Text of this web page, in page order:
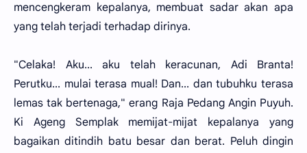
mencengkeram kepalanya, membuat sadar akan apa
yang telah terjadi terhadap dirinya.
"Celaka! Aku... aku telah keracunan, Adi Branta!
Perutku... mulai terasa mual! Dan... dan tubuhku terasa
lemas tak bertenaga," erang Raja Pedang Angin Puyuh.
Ki Ageng Semplak memijat-mijat kepalanya yang
bagaikan ditindih batu besar dan berat. Peluh dingin